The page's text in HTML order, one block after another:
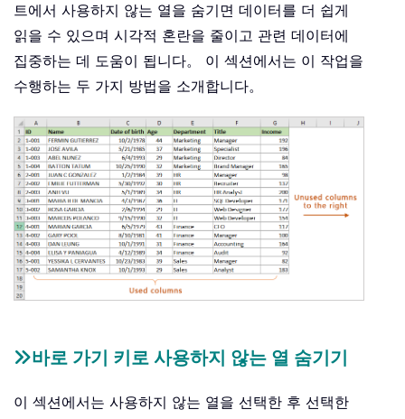
트에서 사용하지 않는 열을 숨기면 데이터를 더 쉽게
읽을 수 있으며 시각적 혼란을 줄이고 관련 데이터에
집중하는 데 도움이 됩니다。 이 섹션에서는 이 작업을
수행하는 두 가지 방법을 소개합니다。
바로 가기 키로 사용하지 않는 열 숨기기
이 섹션에서는 사용하지 않는 열을 선택한 후 선택한